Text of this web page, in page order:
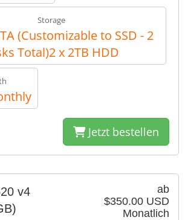
Storage
(Customizable to SSD - 2
Total)2 x 2TB HDD
Jetzt bestellen
ab
$350.00 USD
Monatlich
v4